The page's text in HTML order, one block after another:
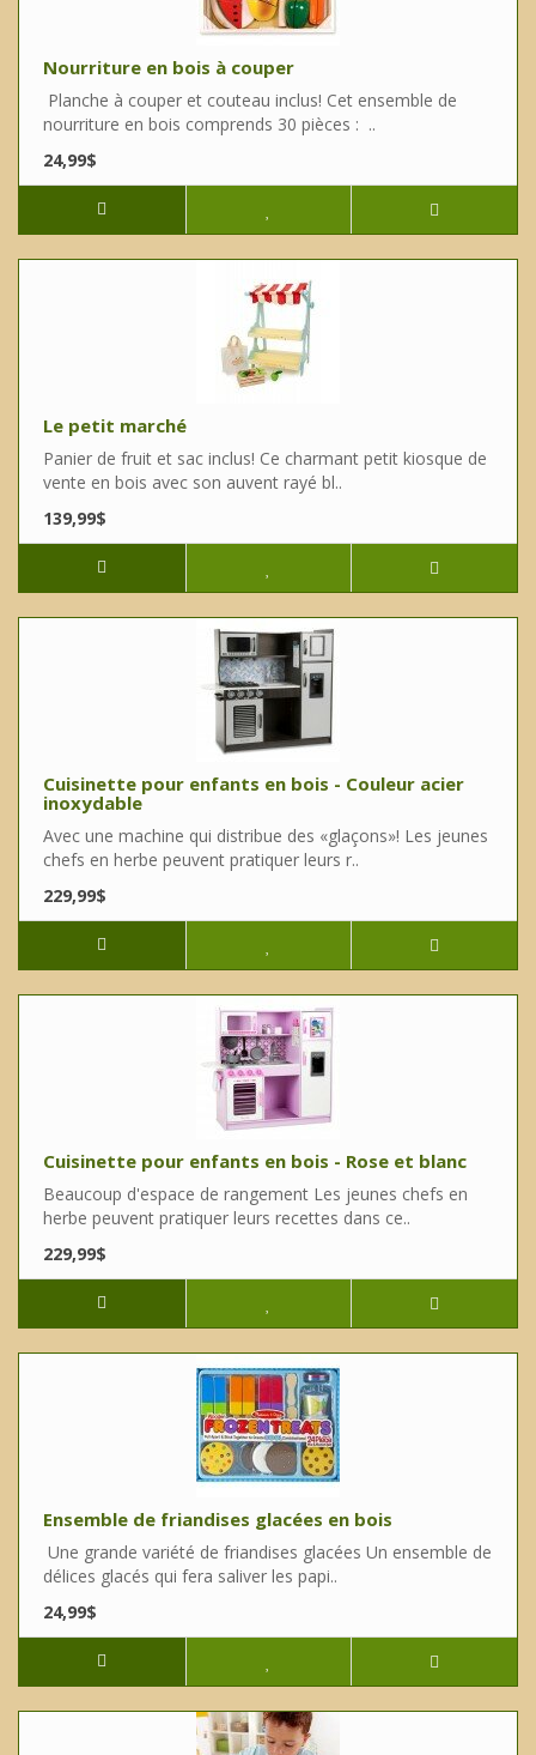
Nourriture en bois à couper
Planche à couper et couteau inclus! Cet ensemble de
nourriture en bois comprends 30 pièces : ..
24,99$
Le petit marché
Panier de fruit et sac inclus! Ce charmant petit kiosque de
vente en bois avec son auvent rayé bl..
139,99$
Cuisinette pour enfants en bois - Couleur acier
inoxydable
Avec une machine qui distribue des «glaçons»! Les jeunes
chefs en herbe peuvent pratiquer leurs r..
229,99$
Cuisinette pour enfants en bois - Rose et blanc
Beaucoup d'espace de rangement Les jeunes chefs en
herbe peuvent pratiquer leurs recettes dans ce..
229,99$
Ensemble de friandises glacées en bois
Une grande variété de friandises glacées Un ensemble de
délices glacés qui fera saliver les papi..
24,99$